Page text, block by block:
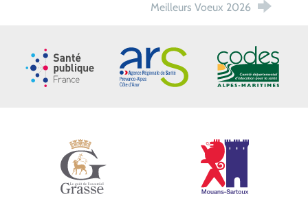
Meilleurs Voeux 2026
Santé publique FranceARS Paca CoDES 06
Ville de Grasse Ville de